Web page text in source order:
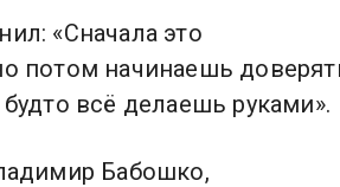
«Сначала это
потом начинаешь
всё делаешь руками».
Бабошко,